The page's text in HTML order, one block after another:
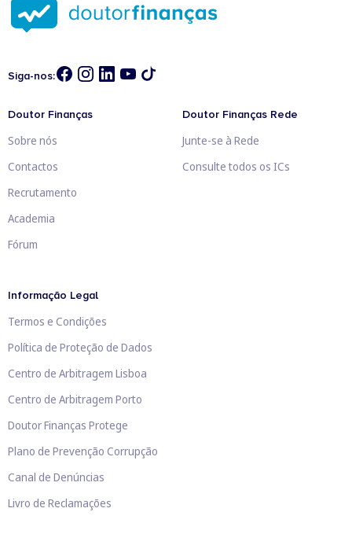
Siga-nos:
Doutor Finanças
Sobre nós
Contactos
Recrutamento
Academia
Fórum
Doutor Finanças Rede
Junte-se à Rede
Consulte todos os ICs
Informação Legal
Termos e Condições
Política de Proteção de Dados
Centro de Arbitragem Lisboa
Centro de Arbitragem Porto
Doutor Finanças Protege
Plano de Prevenção Corrupção
Canal de Denúncias
Livro de Reclamações